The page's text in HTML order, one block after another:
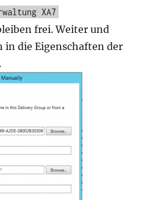
XA7
frei. Weiter und
in die Eigenschaften der